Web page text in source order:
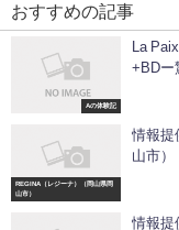
おすすめの記事
Aの体験記
La
+BDー
REGINA（レジーナ）（岡山県岡
山市）
情報提
山市）
情報提